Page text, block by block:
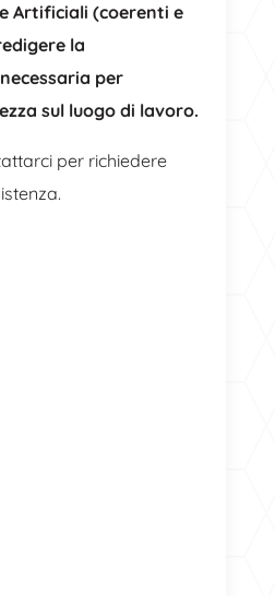
Artificiali (coerenti e
la
per
sul luogo di lavoro.
per richiedere